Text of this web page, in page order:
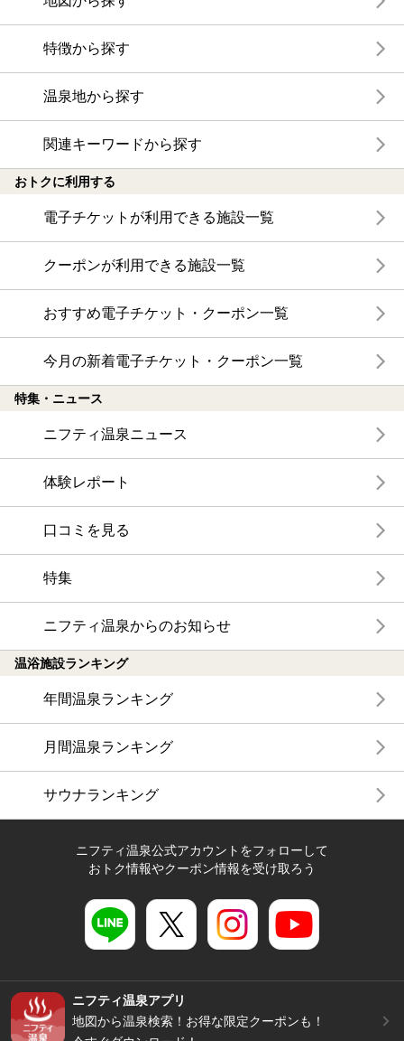
特徴から探す
温泉地から探す
関連キーワードから探す
おトクに利用する
電子チケットが利用できる施設一覧
クーポンが利用できる施設一覧
おすすめ電子チケット・クーポン一覧
今月の新着電子チケット・クーポン一覧
特集・ニュース
ニフティ温泉ニュース
体験レポート
口コミを見る
特集
ニフティ温泉からのお知らせ
温浴施設ランキング
年間温泉ランキング
月間温泉ランキング
サウナランキング
ニフティ温泉公式アカウントをフォローして
おトク情報やクーポン情報を受け取ろう
ニフティ温泉アプリ
地図から温泉検索！お得な限定クーポンも！